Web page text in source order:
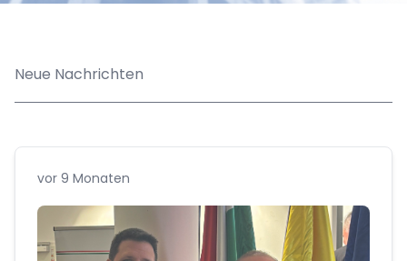
Neue Nachrichten
vor 9 Monaten